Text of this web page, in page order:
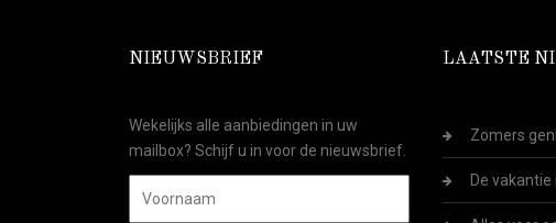
NIEUWSBRIEF
Wekelijks alle aanbiedingen in uw
mailbox? Schijf u in voor de nieuwsbrief.
LAATSTE
Zomers
De